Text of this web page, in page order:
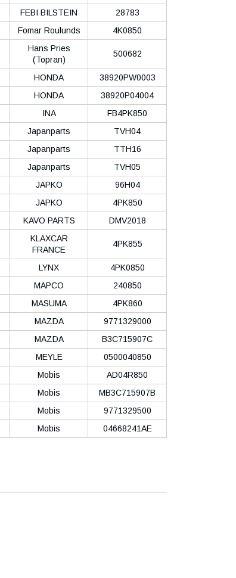
FEBI BILSTEIN
28783
Fomar Roulunds 4K0850
Hans Pries
(Topran)
500682
HONDA
38920PW0003
HONDA
38920P04004
INA
FB4PK850
Japanparts
TVH04
Japanparts
TTH16
Japanparts
TVH05
JAPKO
96H04
JAPKO
4PK850
KAVO PARTS DMV2018
KLAXCAR
FRANCE
4PK855
LYNX
4PK0850
MAPCO
240850
MASUMA
4PK860
MAZDA
9771329000
MAZDA
B3C715907C
MEYLE
0500040850
Mobis
AD04R850
Mobis
MB3C715907B
Mobis
9771329500
Mobis
04668241AE